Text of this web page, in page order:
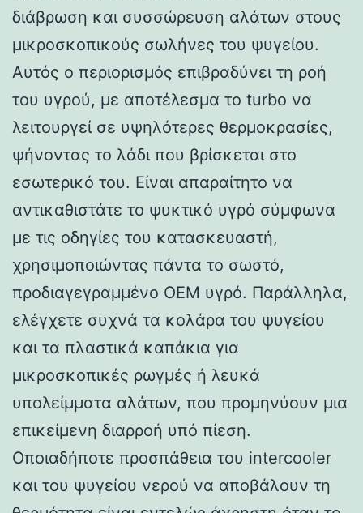
διάβρωση και συσσώρευση αλάτων στους
μικροσκοπικούς σωλήνες του ψυγείου.
Αυτός ο περιορισμός επιβραδύνει τη ροή
του υγρού, με αποτέλεσμα το turbo να
λειτουργεί σε υψηλότερες θερμοκρασίες,
ψήνοντας το λάδι που βρίσκεται στο
εσωτερικό του. Είναι απαραίτητο να
αντικαθιστάτε το ψυκτικό υγρό σύμφωνα
με τις οδηγίες του κατασκευαστή,
χρησιμοποιώντας πάντα το σωστό,
προδιαγεγραμμένο OEM υγρό. Παράλληλα,
ελέγχετε συχνά τα κολάρα του ψυγείου
και τα πλαστικά καπάκια για
μικροσκοπικές ρωγμές ή λευκά
υπολείμματα αλάτων, που προμηνύουν μια
επικείμενη διαρροή υπό πίεση.
Οποιαδήποτε προσπάθεια του intercooler
και του ψυγείου νερού να αποβάλουν τη